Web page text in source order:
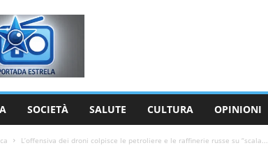
SOCIETÀ SALUTE CULTURA OPINIONI
L’offensiva dei droni colpisce le petroliere e le raffinerie russe su “scala...